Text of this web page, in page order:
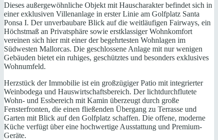
Dieses außergewöhnliche Objekt mit Hauscharakter befindet sich in
einer exklusiven Villenanlage in erster Linie am Golfplatz Santa
Ponsa I. Der unverbaubare Blick auf die weitläufigen Fairways, ein
Höchstmaß an Privatsphäre sowie erstklassiger Wohnkomfort
vereinen sich hier mit einer der begehrtesten Wohnlagen im
Südwesten Mallorcas. Die geschlossene Anlage mit nur wenigen
Gebäuden bietet ein ruhiges, geschütztes und besonders exklusives
Wohnumfeld.
Herzstück der Immobilie ist ein großzügiger Patio mit integrierter
Weinbodega und Hauswirtschaftsbereich. Der lichtdurchflutete
Wohn- und Essbereich mit Kamin überzeugt durch große
Fensterfronten, die einen fließenden Übergang zu Terrasse und
Garten mit Blick auf den Golfplatz schaffen. Die offene, moderne
Küche verfügt über eine hochwertige Ausstattung und Premium-
Geräte.